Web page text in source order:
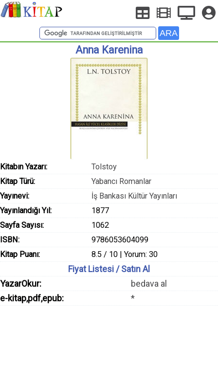
Anna Karenina
Kitabın Yazarı:
Tolstoy
Kitap Türü:
Yabancı Romanlar
Yayınevi:
İş Bankası Kültür Yayınları
Yayınlandığı Yıl:
1877
Sayfa Sayısı:
1062
ISBN:
9786053604099
Kitap Puanı:
8.5 / 10 | Yorum: 30
Fiyat Listesi / Satın Al
YazarOkur:
bedava al
e-kitap,pdf,epub:
*